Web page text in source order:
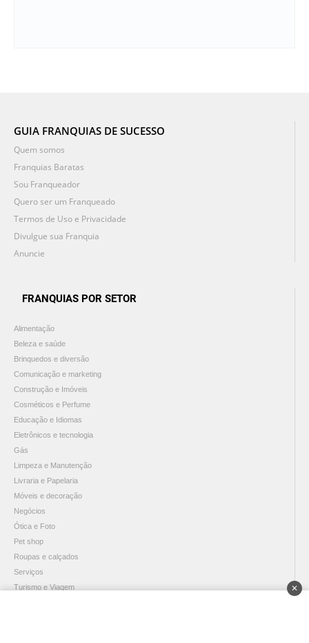
GUIA FRANQUIAS DE SUCESSO
Quem somos
Franquias Baratas
Sou Franqueador
Quero ser um Franqueado
Termos de Uso e Privacidade
Divulgue sua Franquia
Anuncie
FRANQUIAS POR SETOR
Alimentação
Beleza e saúde
Brinquedos e diversão
Comunicação e marketing
Construção e Imóveis
Cosméticos e Perfume
Educação e Idiomas
Eletrônicos e tecnologia
Gás
Limpeza e Manutenção
Livraria e Papelaria
Móveis e decoração
Negócios
Ótica e Foto
Pet shop
Roupas e calçados
Serviços
Turismo e Viagem
✕